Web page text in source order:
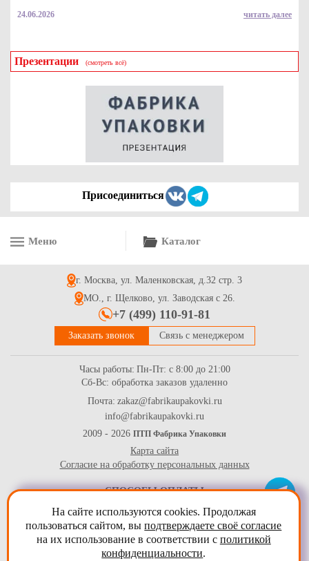
24.06.2026 читать далее
Презентации (смотреть всё)
Присоединиться
Меню Каталог
г. Москва, ул. Маленковская, д.32 стр. 3
МО., г. Щелково, ул. Заводская с 26.
+7 (499) 110-91-81
Заказать звонок Связь с менеджером
Часы работы: Пн-Пт: с 8:00 до 21:00
Сб-Вс: обработка заказов удаленно
Почта: zakaz@fabrikaupakovki.ru
info@fabrikaupakovki.ru
2009 - 2026 ПТП Фабрика Упаковки
Карта сайта
Согласие на обработку персональных данных
СПОСОБЫ ОПЛАТЫ
На сайте используются cookies. Продолжая
пользоваться сайтом, выподтверждаете своё согласие
на их использование в соответствии с политикой
конфиденциальности.